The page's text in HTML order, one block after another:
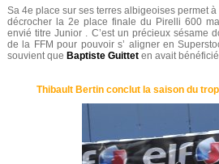
Sa 4e place sur ses terres albigeoises permet
décrocher la 2e place finale du Pirelli 600
envié titre Junior . C’est un précieux sésame
de la FFM pour pouvoir s’ aligner en
souvient que Baptiste Guittet en avait
Thibault Bertin conclut la saison du